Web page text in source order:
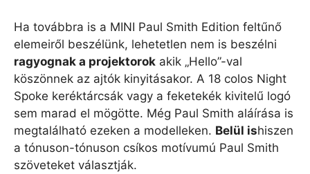
Ha továbbra is a MINI Paul Smith Edition feltűnő
elemeiről beszélünk, lehetetlen nem is beszélni
ragyognak a projektorok akik „Hello”-val
köszönnek az ajtók kinyitásakor. A 18 colos Night
Spoke keréktárcsák vagy a feketekék kivitelű logó
sem marad el mögötte. Még Paul Smith aláírása is
megtalálható ezeken a modelleken. Belül ishiszen
a tónuson-tónuson csíkos motívumú Paul Smith
szöveteket választják.